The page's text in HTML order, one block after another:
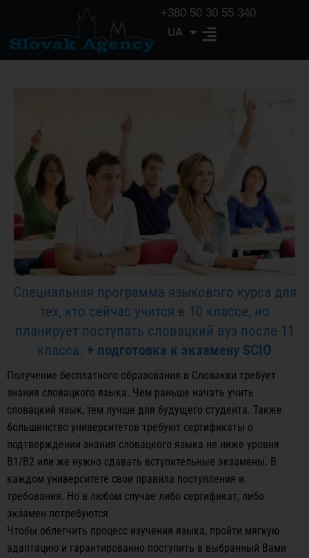
+380 50 30 55 340
UA
EN
Специальная программа языкового курса для
тех, кто сейчас учится в 10 классе, но
планирует поступать словацкий вуз после 11
класса. + подготовка к экзамену SCIO
Получение бесплатного образования в Словакии требует
знания словацкого языка. Чем раньше начать учить
словацкий язык, тем лучше для будущего студента. Также
большинство университетов требуют сертификаты о
подтверждении знания словацкого языка не ниже уровня
В1/B2 или же нужно сдавать вступительные экзамены. В
каждом университете свои правила поступления и
требования. Но в любом случае либо сертификат, либо
экзамен потребуются.
Чтобы облегчить процесс изучения языка, пройти мягкую
адаптацию и гарантированно поступить в выбранный Вами